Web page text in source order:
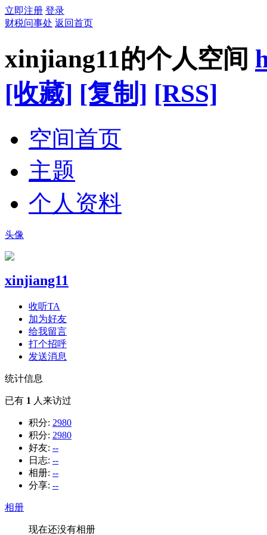
立即注册 登录
财税问事处 返回首页
xinjiang11的个人空间
[收藏] [复制] [RSS]
空间首页
主题
个人资料
头像
xinjiang11
收听TA
加为好友
给我留言
打个招呼
发送消息
统计信息
已有 1 人来访过
积分: 2980
积分: 2980
好友: --
日志: --
相册: --
分享: --
相册
现在还没有相册